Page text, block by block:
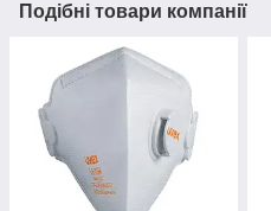
Подібні товари компанії